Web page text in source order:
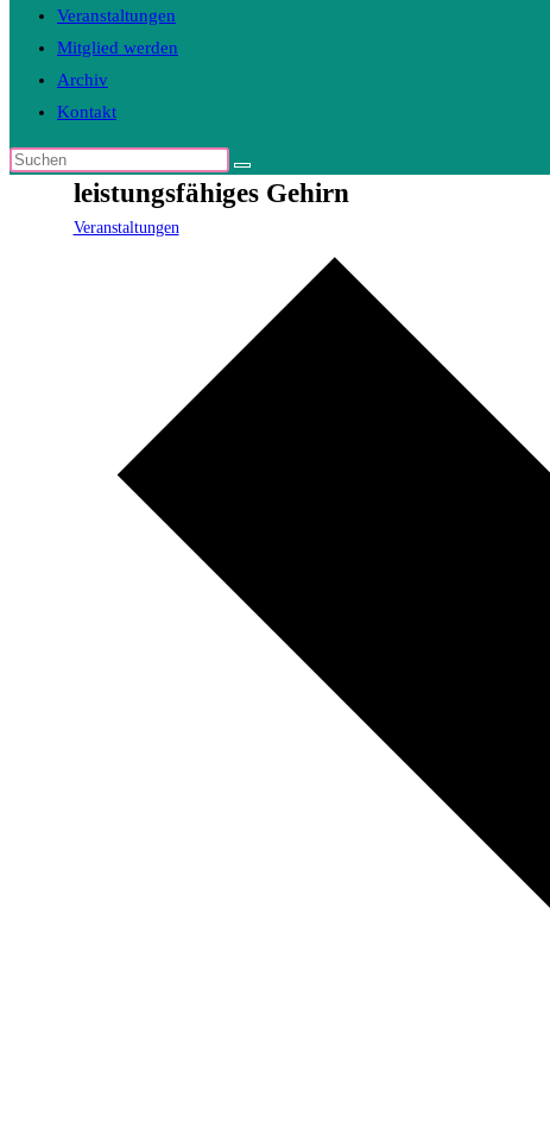
Veranstaltungen
Mitglied werden
Archiv
Kontakt
Diese
durchsuchen
leistungsfähiges Gehirn
Veranstaltungen